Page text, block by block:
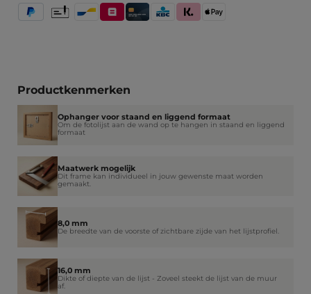
PayPal Bancontact
BelfiusKredietkaart / Bankkaart
KBC/CBC Payment Button
Klarna (Achteraf betalen / In
Apple Pay
Vooruitbetaling
Productkenmerken
Ophanger voor staand en liggend formaat
Om de fotolijst aan de wand op te hangen in staand en liggend
formaat
Maatwerk mogelijk
Dit frame kan individueel in jouw gewenste maat worden
gemaakt.
8,0 mm
De breedte van de voorste of zichtbare zijde van het lijstprofiel.
16,0 mm
Dikte of diepte van de lijst - Zoveel steekt de lijst van de muur
af.